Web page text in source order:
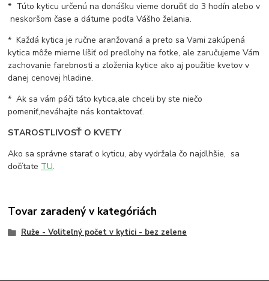
* Túto kyticu určenú na donášku vieme doručiť do 3 hodín alebo v
neskoršom čase a dátume podľa Vášho želania.
* Každá kytica je ručne aranžovaná a preto sa Vami zakúpená
kytica môže mierne líšiť od predlohy na fotke, ale zaručujeme Vám
zachovanie farebnosti a zloženia kytice ako aj použitie kvetov v
danej cenovej hladine.
* Ak sa vám páči táto kytica,ale chceli by ste niečo
pomeniť,neváhajte nás kontaktovať.
STAROSTLIVOSŤ O KVETY
Ako sa správne starať o kyticu, aby vydržala čo najdlhšie, sa
dočítate TU.
Tovar zaradený v kategóriách
Ruže - Voliteľný počet v kytici - bez zelene